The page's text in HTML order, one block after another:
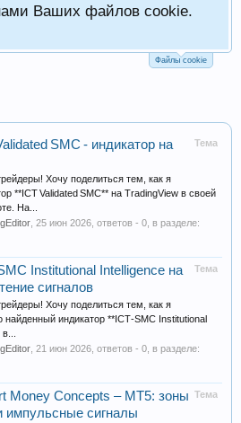
Ваших файлов cookie.
Файлы cookie
Тема
SMC - индикатор на
Хочу поделиться тем, как я
**ICT Validated SMC** на TradingView в своей
На...
25 июн 2026 , ответов - 0, в разделе:
Тема
Institutional Intelligence на
сигналов
Хочу поделиться тем, как я
найденный индикатор **ICT‑SMC Institutional
21 июн 2026 , ответов - 0, в разделе:
Тема
Money Concepts – MT5: зоны
импульсные сигналы